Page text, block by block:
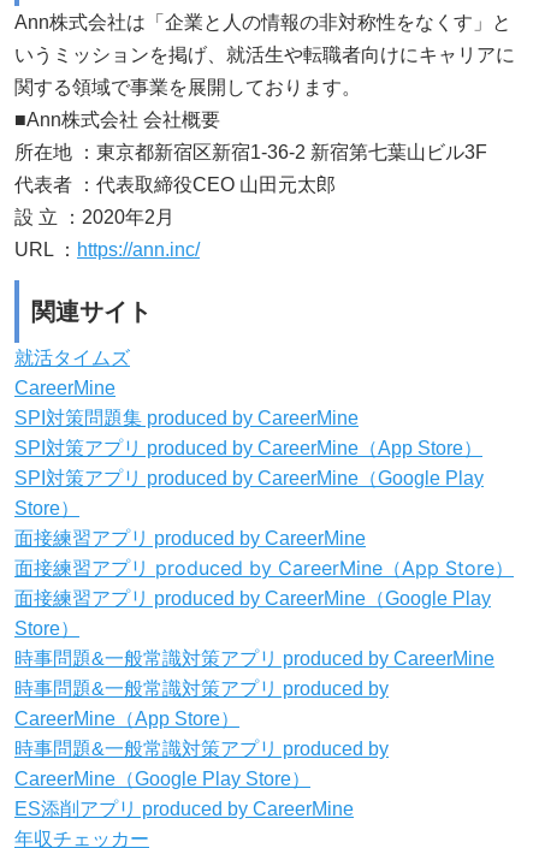
Ann株式会社は「企業と人の情報の非対称性をなくす」と
いうミッションを掲げ、就活生や転職者向けにキャリアに
関する領域で事業を展開しております。
■Ann株式会社 会社概要
所在地 ：東京都新宿区新宿1-36-2 新宿第七葉山ビル3F
代表者 ：代表取締役CEO 山田元太郎
設 立 ：2020年2月
URL ： https://ann.inc/
関連サイト
就活タイムズ
CareerMine
SPI対策問題集 produced by CareerMine
SPI対策アプリ produced by CareerMine（App Store）
SPI対策アプリ produced by CareerMine（Google Play
Store）
面接練習アプリ produced by CareerMine
面接練習アプリ produced by CareerMine（App Store）
面接練習アプリ produced by CareerMine（Google Play
Store）
時事問題&一般常識対策アプリ produced by CareerMine
時事問題&一般常識対策アプリ produced by
CareerMine（App Store）
時事問題&一般常識対策アプリ produced by
CareerMine（Google Play Store）
ES添削アプリ produced by CareerMine
年収チェッカー